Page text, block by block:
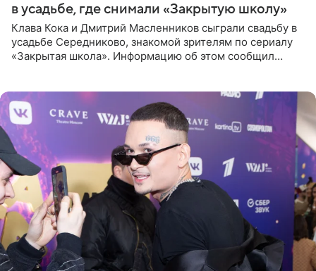
в усадьбе, где снимали «Закрытую школу»
Клава Кока и Дмитрий Масленников сыграли свадьбу в
усадьбе Середниково, знакомой зрителям по сериалу
«Закрытая школа». Информацию об этом сообщил